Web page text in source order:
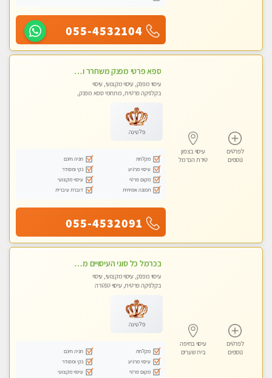
055-4532104
לפרטים
נוספים
עיסוי בצפון
טירת הכרמל
ספא פרטי מפנק משחרר ומרגיע, עם מגוון עיסויים לבחירה מומלץ לחלוטין!!!!
עיסוי מפנק, עיסוי מקצועי, עיסוי
בקלניקה פרטית, מתחמי ספא מפנק,
פלטינה
מקלחת
חניה חינם
עיסוי מרגיע
נקי ומסודר
מקום פרטי
עיסוי מקצועי
תמונה אמיתית
דוברת עיברית
055-4532091
לפרטים
נוספים
עיסוי בחיפה
בית שערים
בכרמל כל סוגי העיסויים מעסה מקצועית ואיכותית פרטי!!!
עיסוי מפנק, עיסוי מקצועי, עיסוי
בקלניקה פרטית, עיסוי טנטרה
פלטינה
מקלחת
חניה חינם
עיסוי מרגיע
נקי ומסודר
מקום פרטי
עיסוי מקצועי